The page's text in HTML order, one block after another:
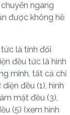
ngang
được không hề
là tính đối
đều tức là hình
minh, tất cả chỉ
đều (1), hình
mặt đều (3),
(5) (xem hình